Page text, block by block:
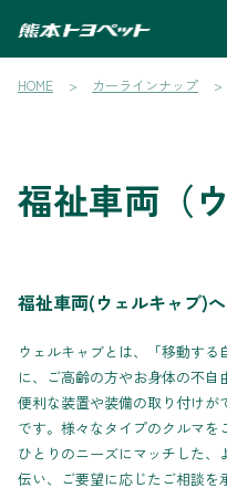
HOME カーラインナップ
福祉車両（
福祉車両(ウェルキャブ)
ウェルキャブとは、「移動す
に、ご高齢の方やお身体の不自
便利な装置や装備の取り付け
です。様々なタイプのクルマ
ひとりのニーズにマッチした
伝い、ご要望に応じたご相談を